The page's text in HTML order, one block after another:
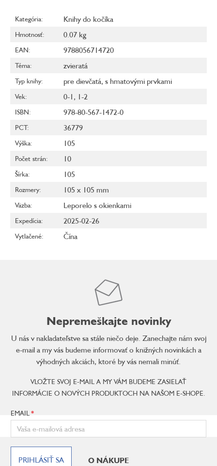
Kategória: Knihy do kočíka
Hmotnosť: 0.07 kg
EAN: 9788056714720
Téma: zvieratá
Typ knihy: pre dievčatá, s hmatovými prvkami
Vek: 0-1 , 1-2
ISBN: 978-80-567-1472-0
PCT: 36779
Výška: 105
Počet strán: 10
Šírka: 105
Rozmery: 105 x 105 mm
Väzba: Leporelo s okienkami
Expedícia: 2025-02-26
Vytlačené: Čína
Nepremeškajte novinky
U nás v nakladateľstve sa stále niečo deje. Zanechajte nám svoj
e-mail a my vás budeme informovať o knižných novinkách a
výhodných akciách, ktoré by vás nemali minúť.
VLOŽTE SVOJ E-MAIL A MY VÁM BUDEME ZASIELAŤ
INFORMÁCIE O NOVÝCH PRODUKTOCH NA NAŠOM E-SHOPE.
EMAIL
PRIHLÁSIŤ SA O NÁKUPE